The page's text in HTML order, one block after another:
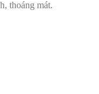
thoáng mát.